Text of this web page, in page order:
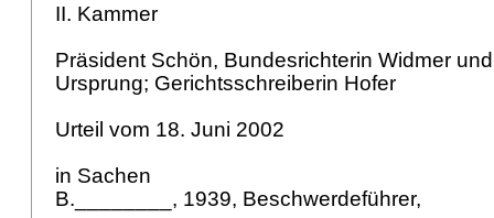
II. Kammer
Präsident Schön, Bundesrichterin Widmer
Ursprung; Gerichtsschreiberin Hofer
Urteil vom 18. Juni 2002
in Sachen
B.________, 1939, Beschwerdeführer,